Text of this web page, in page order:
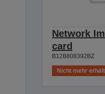
Network
card
B12B808392BZ
Nicht mehr